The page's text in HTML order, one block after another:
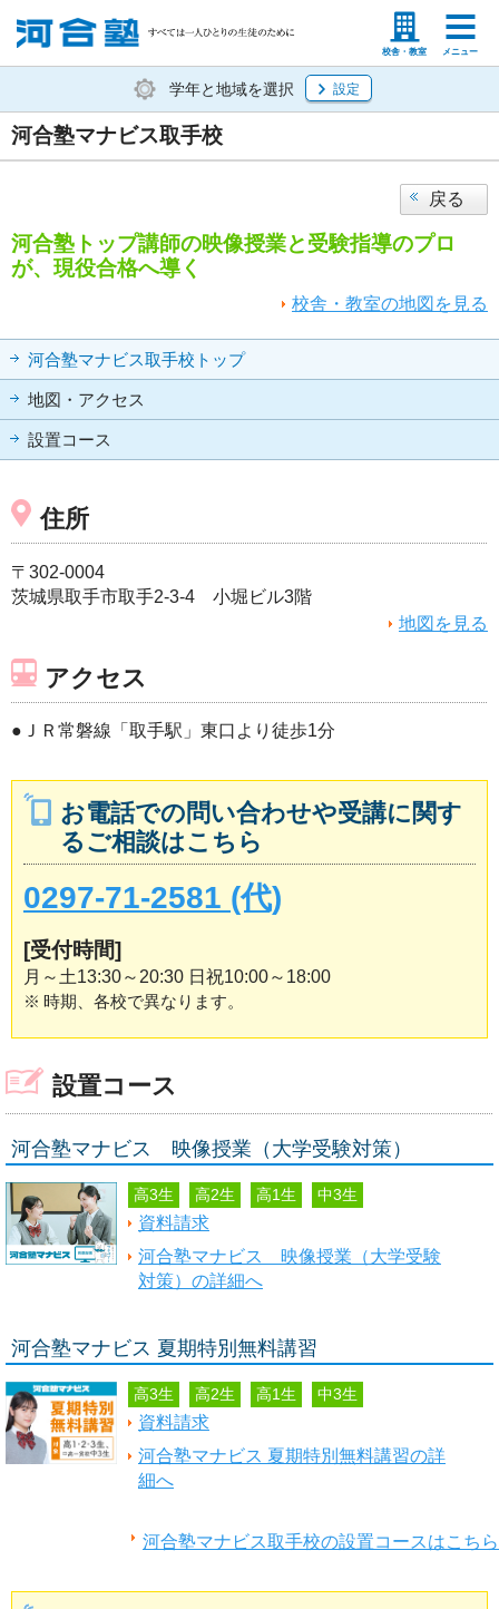
校舎・教室 メニュー
塾生の方 高等学校の先生
学年と地域を選択 設定
河合塾マナビス取手校
戻る
河合塾トップ講師の映像授業と受験指導のプロ
が、現役合格へ導く
校舎・教室の地図を見る
河合塾マナビス取手校トップ
地図・アクセス
設置コース
住所
〒302-0004
茨城県取手市取手2-3-4 小堀ビル3階
地図を見る
アクセス
●ＪＲ常磐線「取手駅」東口より徒歩1分
お電話での問い合わせや受講に関す
るご相談はこちら
0297-71-2581 (代)
[受付時間]
月～土13:30～20:30 日祝10:00～18:00
※ 時期、各校で異なります。
設置コース
河合塾マナビス取手校の設置コースはこちら
河合塾マナビス 映像授業（大学受験対策）
高3生 高2生 高1生 中3生
資料請求
河合塾マナビス 映像授業（大学受験
対策）の詳細へ
河合塾マナビス 夏期特別無料講習
高3生 高2生 高1生 中3生
資料請求
河合塾マナビス 夏期特別無料講習の詳
細へ